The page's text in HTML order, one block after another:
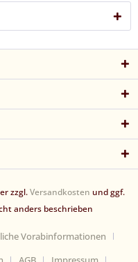
zzgl.Versandkosten und ggf.
anders beschrieben
Vorabinformationen